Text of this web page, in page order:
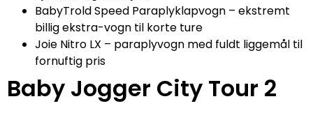
BabyTrold Speed Paraplyklapvogn – ekstremt
billig ekstra-vogn til korte ture
Joie Nitro LX – paraplyvogn med fuldt liggemål til
fornuftig pris
Baby Jogger City Tour 2